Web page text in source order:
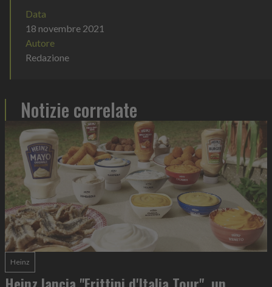
Data
18 novembre 2021
Autore
Redazione
Notizie correlate
Heinz